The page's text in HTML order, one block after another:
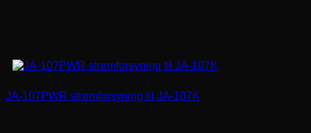
JA-107PWR strømforsyning til JA-107K